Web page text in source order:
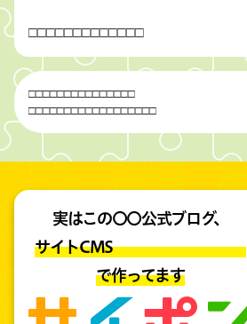
□□□□□□□□□□□□□
□□□□□□□□□□□□□□□
□□□□□□□□□□□□□□□□□□
実はこの〇〇公式ブログ、
サイトCMS
で作ってます